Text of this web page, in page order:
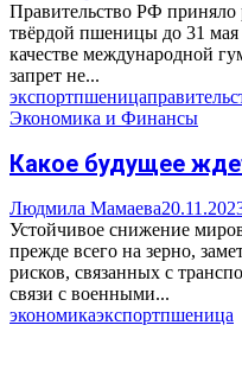
Правительство РФ приняло
твёрдой пшеницы до 31 мая
качестве международной
запрет не...
экспортпшеница
Экономика и Финансы
Какое будущее
Людмила Мамаева
Устойчивое снижение
прежде всего на зерно,
рисков, связанных с
связи с военными...
экономикаэкспортпшеница